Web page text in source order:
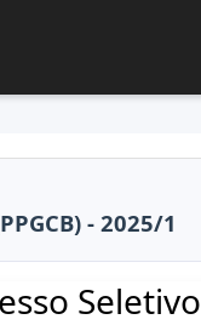
- 2025/1
Seletivo